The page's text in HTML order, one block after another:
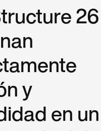
26
y
en un